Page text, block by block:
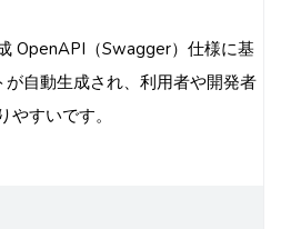
OpenAPI（Swagger）仕様に基
自動生成され、利用者や開発者
すいです。